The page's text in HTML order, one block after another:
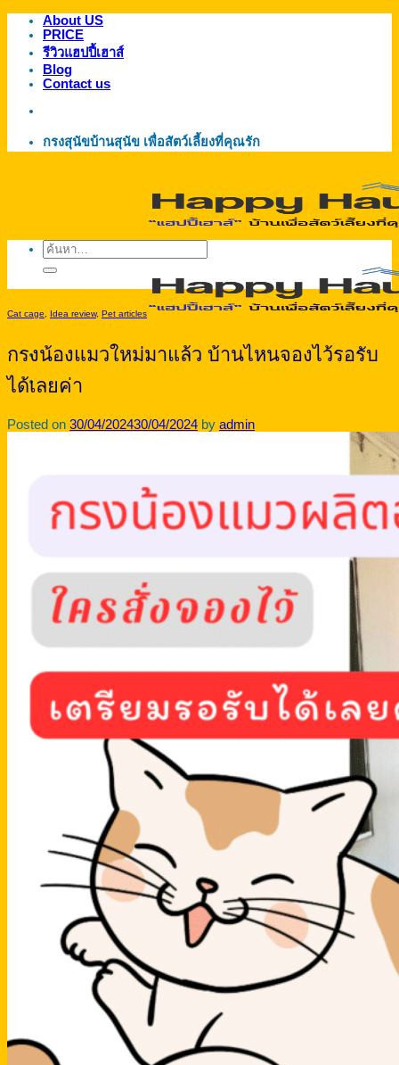
ข้าม
เนื้อหา
About US
PRICE
รีวิวแฮปปี้เฮาส์
Blog
Contact us
กรงสุนัขบ้านสุนัข เพื่อสัตว์เลี้ยงที่คุณรัก
ค้นหา:
Cat cage, Idea review, Pet articles
กรงน้องแมวใหม่มาแล้ว บ้านไหนจองไว้รอรับ
ได้เลยค่า
Posted on 30/04/202430/04/2024 by admin